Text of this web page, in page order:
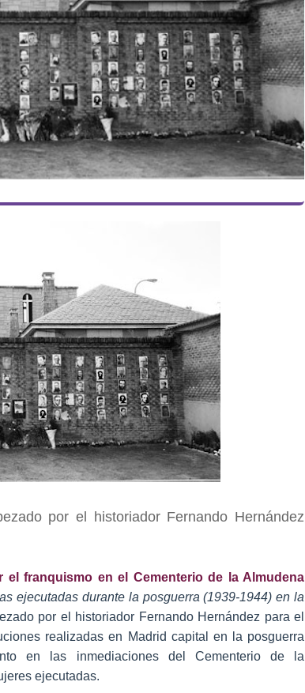
por el historiador Fernando Hernández
el franquismo en el Cementerio de la Almudena
ejecutadas durante la posguerra (1939-1944) en la
por el historiador Fernando Hernández para el
realizadas en Madrid capital en la posguerra
en las inmediaciones del Cementerio de la
ejecutadas.